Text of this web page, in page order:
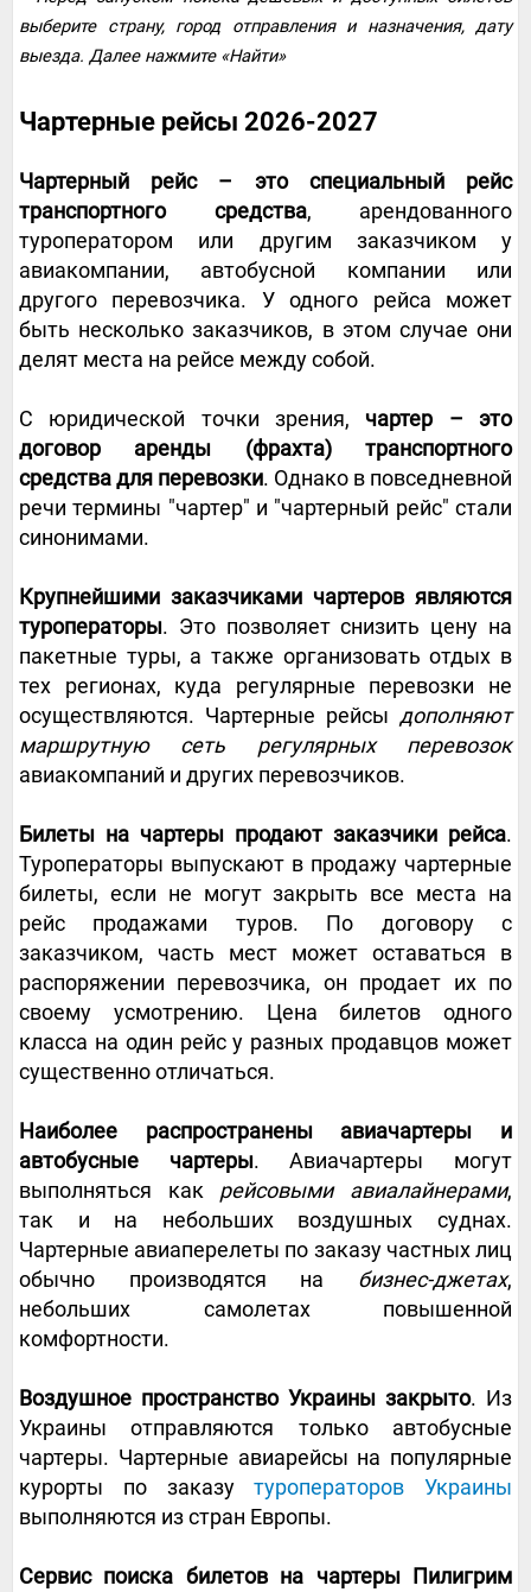
выберите страну, город отправления и назначения, дату
выезда. Далее нажмите «Найти»
Чартерные рейсы 2026-2027
Чартерный рейс – это специальный рейс
транспортного средства, арендованного
туроператором или другим заказчиком у
авиакомпании, автобусной компании или
другого перевозчика. У одного рейса может
быть несколько заказчиков, в этом случае они
делят места на рейсе между собой.
С юридической точки зрения,чартер – это
договор аренды (фрахта) транспортного
средства для перевозки. Однако в повседневной
речи термины "чартер" и "чартерный рейс" стали
синонимами.
Крупнейшими заказчиками чартеров являются
туроператоры. Это позволяет снизить цену на
пакетные туры, а также организовать отдых в
тех регионах, куда регулярные перевозки не
осуществляются. Чартерные рейсы дополняют
маршрутную сеть регулярных перевозок
авиакомпаний и других перевозчиков.
Билеты на чартеры продают заказчики рейса.
Туроператоры выпускают в продажу чартерные
билеты, если не могут закрыть все места на
рейс продажами туров. По договору с
заказчиком, часть мест может оставаться в
распоряжении перевозчика, он продает их по
своему усмотрению. Цена билетов одного
класса на один рейс у разных продавцов может
существенно отличаться.
Наиболее распространены авиачартеры и
автобусные чартеры. Авиачартеры могут
выполняться как рейсовыми авиалайнерами,
так и на небольших воздушных суднах.
Чартерные авиаперелеты по заказу частных лиц
обычно производятся на бизнес-джетах,
небольших самолетах повышенной
комфортности.
Воздушное пространство Украины закрыто. Из
Украины отправляются только автобусные
чартеры. Чартерные авиарейсы на популярные
курорты по заказутуроператоров Украины
выполняются из стран Европы.
Сервис поиска билетов на чартеры Пилигрим